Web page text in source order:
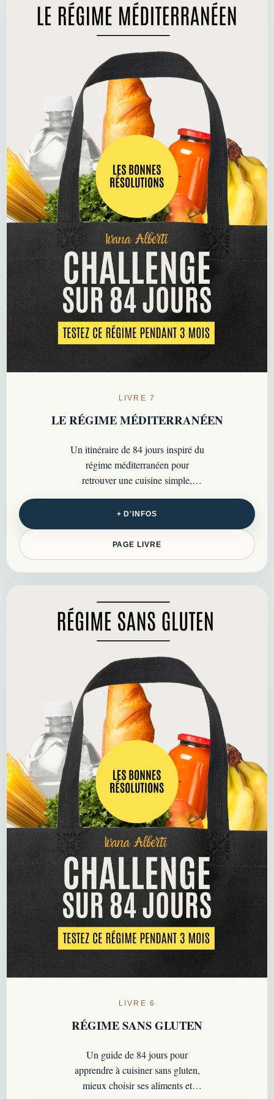
LIVRE 7
LE RÉGIME MÉDITERRANÉEN
Un itinéraire de 84 jours inspiré du
régime méditerranéen pour
retrouver une cuisine simple,
colorée, savoureuse et riche en
bons repères…
+ D'INFOS
PAGE LIVRE
LIVRE 6
RÉGIME SANS GLUTEN
Un guide de 84 jours pour
apprendre à cuisiner sans gluten,
mieux choisir ses aliments et